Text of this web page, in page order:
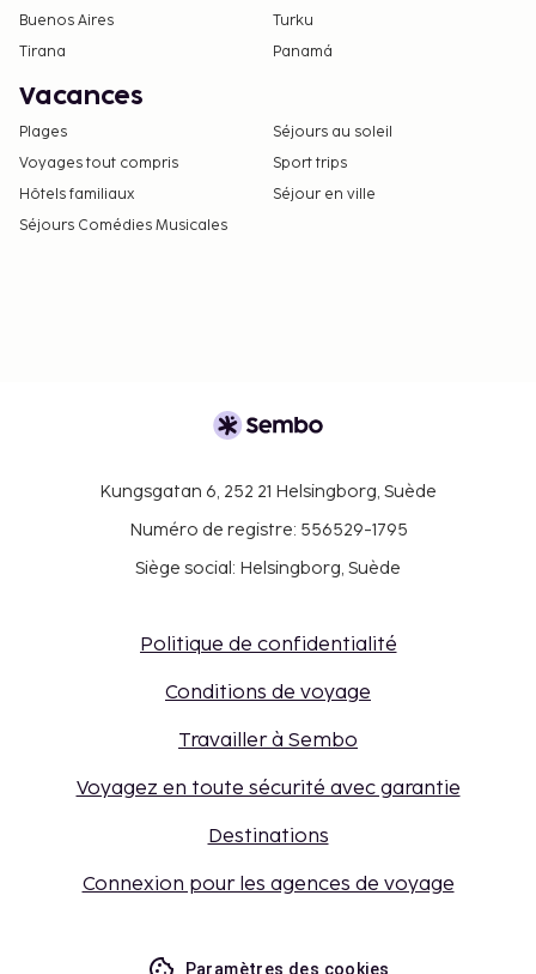
Buenos Aires
Turku
Tirana
Panamá
Vacances
Plages
Séjours au soleil
Voyages tout compris
Sport trips
Hôtels familiaux
Séjour en ville
Séjours Comédies Musicales
Kungsgatan 6, 252 21 Helsingborg, Suède
Numéro de registre: 556529-1795
Siège social: Helsingborg, Suède
Politique de confidentialité
Conditions de voyage
Travailler à Sembo
Voyagez en toute sécurité avec garantie
Destinations
Connexion pour les agences de voyage
Paramètres des cookies